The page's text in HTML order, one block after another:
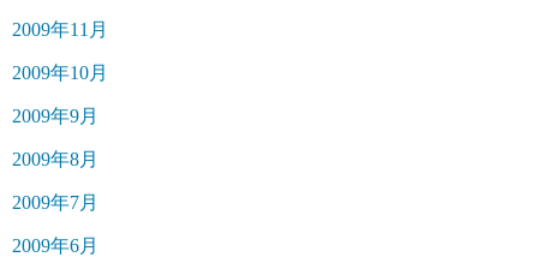
2009年11月
2009年10月
2009年9月
2009年8月
2009年7月
2009年6月